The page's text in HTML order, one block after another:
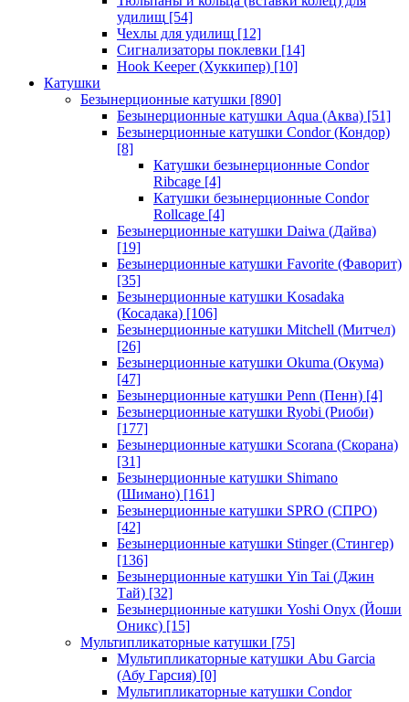
удилищ [54]
Чехлы для удилищ [12]
Сигнализаторы поклевки [14]
Hook Keeper (Хуккипер) [10]
Катушки
Безынерционные катушки [890]
Безынерционные катушки Aqua (Аква) [51]
Безынерционные катушки Condor (Кондор)
[8]
Катушки безынерционные Condor
Ribcage [4]
Катушки безынерционные Condor
Rollcage [4]
Безынерционные катушки Daiwa (Дайва)
[19]
Безынерционные катушки Favorite (Фаворит)
[35]
Безынерционные катушки Kosadaka
(Косадака) [106]
Безынерционные катушки Mitchell (Митчел)
[26]
Безынерционные катушки Okuma (Окума)
[47]
Безынерционные катушки Penn (Пенн) [4]
Безынерционные катушки Ryobi (Риоби)
[177]
Безынерционные катушки Scorana (Скорана)
[31]
Безынерционные катушки Shimano
(Шимано) [161]
Безынерционные катушки SPRO (СПРО)
[42]
Безынерционные катушки Stinger (Стингер)
[136]
Безынерционные катушки Yin Tai (Джин
Тай) [32]
Безынерционные катушки Yoshi Onyx (Йоши
Оникс) [15]
Мультипликаторные катушки [75]
Мультипликаторные катушки Abu Garcia
(Абу Гарсия) [0]
Мультипликаторные катушки Condor